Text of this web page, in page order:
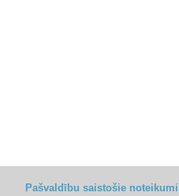
Pašvaldību saistošie noteikumi